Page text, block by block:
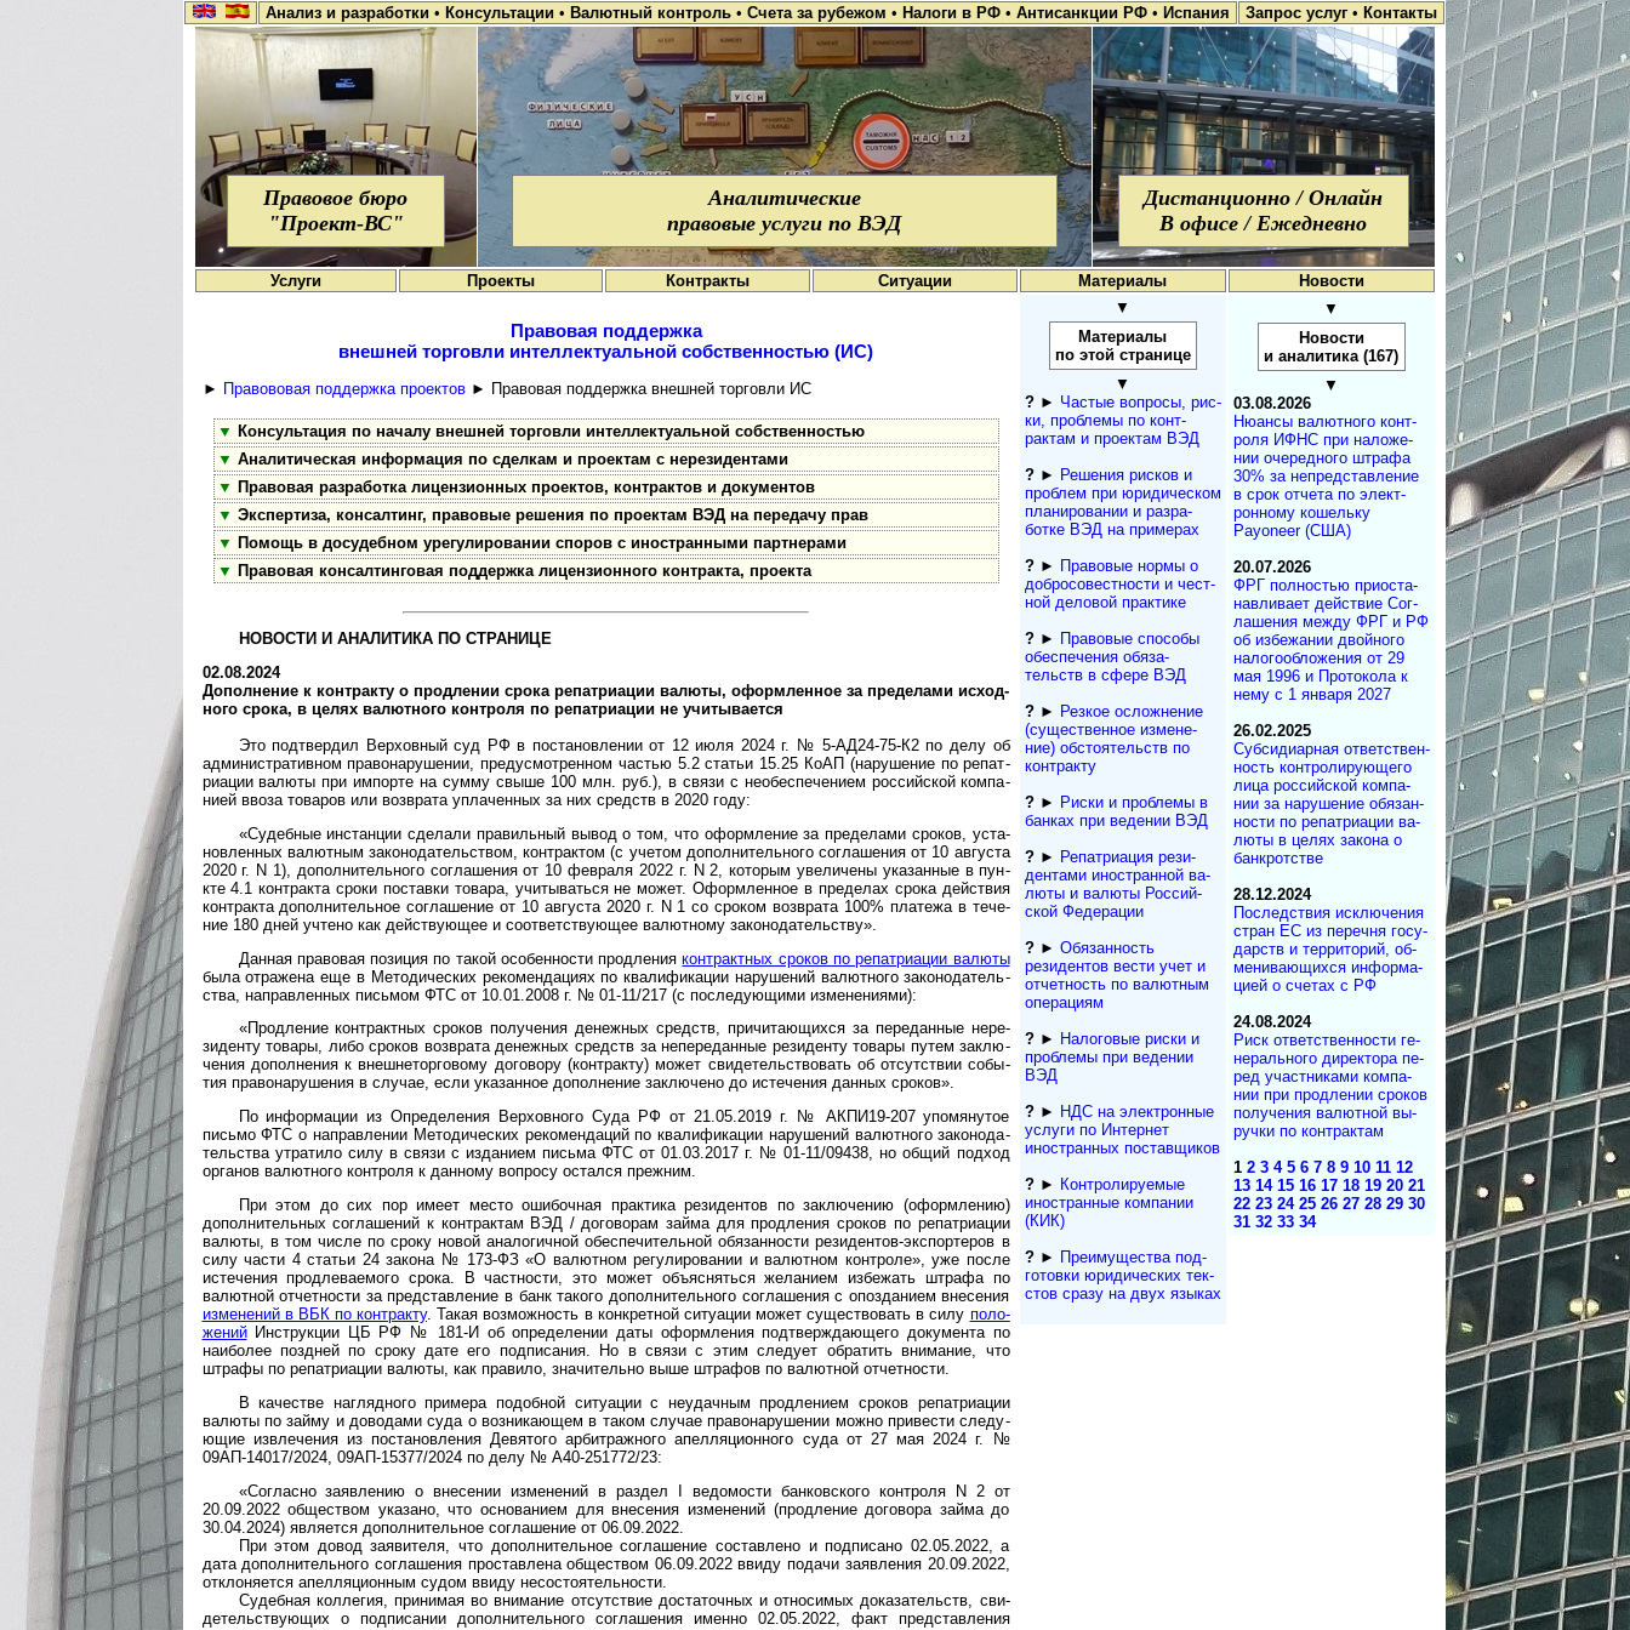
Анализ и разработки • Консультации • Валютный контроль • Счета за рубежом • Налоги в РФ • Антисанкции РФ • Испания Запрос услуг • Контакты
Правовое бюро
"Проект-ВС"
Аналитические
правовые услуги по ВЭД
Дистанционно / Онлайн
В офисе / Ежедневно
Услуги Проекты Контракты Ситуации Материалы Новости
Правовая поддержка
внешней торговли интеллектуальной собственностью (ИС)
► Правововая поддержка проектов► Правовая поддержка внешней торговли ИС
▼ Консультация по началу внешней торговли интеллектуальной собственностью
▼ Аналитическая информация по сделкам и проектам с нерезидентами
▼ Правовая разработка лицензионных проектов, контрактов и документов
▼ Экспертиза, консалтинг, правовые решения по проектам ВЭД на передачу прав
▼ Помощь в досудебном урегулировании споров с иностранными партнерами
▼ Правовая консалтинговая поддержка лицензионного контракта, проекта
НОВОСТИ И АНАЛИТИКА ПО СТРАНИЦЕ
02.08.2024
Дополнение к конт­рак­ту о про­д­ле­нии сро­ка ре­пат­ри­а­ции ва­лю­ты, офор­м­лен­ное за пре­де­ла­ми ис­ход­
но­го сро­ка, в це­лях ва­лют­но­го кон­т­ро­ля по ре­па­т­ри­а­ции не учи­ты­ва­ется
Это подтвердил Верховный суд РФ в постанов­лении от 12 июля 2024 г. № 5-АД24-75-К2 по делу об
адми­ни­ст­ра­тив­ном пра­во­нару­ше­нии, преду­смот­рен­ном час­тью 5.2 ста­тьи 15.25 КоАП (нару­ше­ние по репат­
риа­ции валюты при импо­рте на сумму свыше 100 млн. руб.), в связи с необес­пе­че­нием рос­сий­ской ком­па­
нией ввоза това­ров или возв­рата упла­чен­ных за них средств в 2020 году:
«Судебные инстанции сделали правильный вывод о том, что оформ­ле­ние за пре­де­лами сро­ков, уста­
нов­лен­ных валют­ным зако­но­да­тель­ст­вом, конт­рак­том (с уче­том допол­ни­тель­ного согла­ше­ния от 10 авгу­ста
2020 г. N 1), допол­ни­тель­ного согла­ше­ния от 10 фев­раля 2022 г. N 2, кото­рым уве­ли­чены ука­зан­ные в пун­
кте 4.1 кон­т­ра­кта сроки поста­вки товара, учиты­ва­ться не может. Офор­млен­ное в пре­де­лах срока дейст­вия
конт­ракта допол­нитель­ное согла­шение от 10 авгу­ста 2020 г. N 1 со сро­ком возв­рата 100% пла­тежа в тече­
ние 180 дней учтено как дейст­вую­щее и соот­вет­ству­ющее валют­ному зако­но­да­тель­ству».
Данная правовая позиция по такой особенности продле­нияконт­ракт­ных сро­ков по репат­риа­ции валюты
была отра­жена еще в Мето­дичес­ких реко­мен­да­циях по ква­лифи­ка­ции нару­ше­ний валют­ного зако­но­да­тель­
ства, направ­лен­ных пись­мом ФТС от 10.01.2008 г. № 01-11/217 (с после­дую­щими изме­не­ни­ями):
«Продление контрактных сроков получения денежных средств, причи­таю­щихся за пере­дан­ные нере­
зиде­нту товары, либо сро­ков возв­рата денеж­ных средств за непе­ре­дан­ные рези­денту товары путем заклю­
чения допол­не­ния к внеш­не­тор­го­вому дого­вору (кон­т­рак­ту) может свиде­тель­ст­во­вать об отсут­ст­вии собы­
тия право­нару­ше­ния в слу­чае, если ука­зан­ное допол­нение заклю­чено до исте­че­ния дан­ных сро­ков».
По информации из Определения Верховного Суда РФ от 21.05.2019 г. № АКПИ19-207 упо­мя­ну­тое
письмо ФТС о нап­рав­ле­нии Мето­ди­чес­ких реко­мен­даций по ква­ли­фика­ции нару­ше­ний валют­ного зако­нода­
тель­ства утра­тило силу в связи с изда­нием письма ФТС от 01.03.2017 г. № 01-11/09438, но общий под­ход
орга­нов валют­ного конт­роля к дан­ному воп­росу оста­лся преж­ним.
При этом до сих пор имеет место ошибочная прак­тика рези­ден­тов по заклю­че­нию (оформ­ле­нию)
допол­ни­тель­ных согла­ше­ний к конт­рак­там ВЭД / дого­ворам займа для продле­ния сро­ков по репат­риа­ции
валюты, в том числе по сроку новой ана­ло­гич­ной обе­спе­чи­тель­ной обя­зан­но­сти рези­ден­тов-­экс­пор­те­ров в
силу части 4 ста­тьи 24 закона № 173-ФЗ «О валют­ном регу­лиро­ва­нии и валют­ном конт­роле», уже после
исте­чения продле­вае­мого срока. В част­ности, это может объ­ясня­ться жела­нием избе­жать штрафа по
валют­ной отчет­но­сти за пред­став­ле­ние в банк такого допол­ни­тель­ного согла­шения с опо­зда­нием вне­сения
изме­нений в ВБК по конт­ракту. Такая воз­мож­ность в конк­рет­ной ситу­ации может сущест­во­вать в силу поло­
женийИнст­рук­ции ЦБ РФ № 181-И об опре­де­лении даты оформ­ле­ния под­тверж­даю­щего доку­мента по
наибо­лее позд­ней по сроку дате его подпи­сания. Но в связи с этим сле­дует обра­тить внима­ние, что
штрафы по репат­риа­ции валюты, как пра­вило, значи­те­льно выше штра­фов по валют­ной отчет­ности.
В качестве наглядного примера подобной ситуации с неудач­ным про­дле­нием сро­ков репат­риа­ции
валюты по займу и дово­дами суда о возни­каю­щем в таком слу­чае право­нару­ше­нии можно при­ве­сти сле­ду­
ющие изв­ле­че­ния из поста­нов­ле­ния Девя­того арбит­раж­ного апел­ляци­он­ного суда от 27 мая 2024 г. №
09АП-14017/2024, 09АП-15377/2024 по делу № А40-251772/23:
«Согласно заявлению о внесении измене­ний в раз­дел I ведо­мо­сти бан­ков­ского конт­роля N 2 от
20.09.2022 общест­вом ука­зано, что осно­ва­нием для вне­се­ния изме­не­ний (про­дле­ние дого­вора займа до
30.04.2024) явля­ется допол­нитель­ное согла­ше­ние от 06.09.2022.
При этом довод заявителя, что дополни­тель­ное согла­ше­ние сос­тав­лено и под­пи­сано 02.05.2022, а
дата допол­ни­тель­ного согла­ше­ния про­став­лена обще­ст­вом 06.09.2022 ввиду подачи заяв­ле­ния 20.09.2022,
откло­ня­ется апел­ляци­он­ным судом ввиду несо­стоя­тель­ности.
Судебная коллегия, принимая во внимание отсут­ствие доста­точ­ных и отно­си­мых дока­за­тельств, сви­
де­тель­ству­ющих о под­писа­нии допол­ни­тель­ного согла­ше­ния именно 02.05.2022, факт пред­став­ле­ния
▼
Материалы
по этой странице
▼
?► Частые вопросы, рис­
ки, проблемы по конт­
рактам и проектам ВЭД
?► Решения рисков и
про­блем при юридичес­ком
планирова­нии и разра­
ботке ВЭД на примерах
?► Правовые нормы о
добросовестности и чест­
ной деловой практике
?► Правовые способы
обеспечения обяза­
тельств в сфере ВЭД
?► Резкое осложнение
(сущест­вен­ное измене­
ние) обсто­ятельств по
контракту
?► Риски и проблемы в
банках при ведении ВЭД
?► Репатриация ре­зи­
ден­та­ми иностранной ва­
лю­ты и валюты Рос­сий­
ской Федерации
?► Обязанность
резиден­тов вести учет и
отчетность по валютным
операциям
?► Налоговые риски и
проблемы при ведении
ВЭД
?► НДС на электронные
услуги по Интернет
иностранных поставщиков
?► Контролируемые
иностранные компании
(КИК)
?► Преимущества под­
гото­вки юри­ди­чес­ких тек­
с­тов сразу на двух языках
▼
Новости
и аналитика (167)
▼
03.08.2026
Нюансы валют­но­го кон­т­
ро­ля ИФНС при на­ло­же­
нии оче­ре­д­но­го штра­фа
30% за не­пред­с­та­в­ле­ние
в срок от­че­та по эле­к­т­
рон­но­му ко­ше­ль­ку
Payoneer (США)
20.07.2026
ФРГ полностью при­ос­та­
на­в­ли­ва­ет дей­ст­вие Со­г­
ла­ше­ния меж­ду ФРГ и РФ
об из­бе­жа­нии двой­но­го
на­ло­го­об­ло­же­ния от 29
мая 1996 и Про­то­ко­ла к
нему с 1 ян­ва­ря 2027
26.02.2025
Субсидиарная от­вет­ст­вен­
ность кон­т­ро­ли­ру­ю­ще­го
ли­ца рос­сий­с­кой ком­па­
нии за на­ру­ше­ние обя­зан­
но­с­ти по ре­па­т­ри­а­ции ва­
лю­ты в це­лях за­ко­на о
бан­к­рот­стве
28.12.2024
Последствия иск­лю­че­ния
стран ЕС из пе­ре­чня го­су­
дарств и тер­ри­то­рий, об­
ме­ни­ва­ю­щих­ся ин­фор­ма­
ци­ей о сче­тах с РФ
24.08.2024
Риск ответствен­но­сти ге­
не­ра­ль­но­го ди­рек­то­ра пе­
ред уча­ст­ни­ка­ми ком­па­
нии при про­дле­нии сро­ков
по­лу­че­ния ва­лют­ной вы­
руч­ки по кон­т­рак­там
1 2 3 4 5 6 7 8 9 10 11 12
13 14 15 16 17 18 19 20 21
22 23 24 25 26 27 28 29 30
31 32 33 34